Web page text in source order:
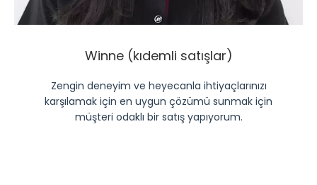
Winne (kıdemli satışlar)
Zengin deneyim ve heyecanla ihtiyaçlarınızı
karşılamak için en uygun çözümü sunmak için
müşteri odaklı bir satış yapıyorum.